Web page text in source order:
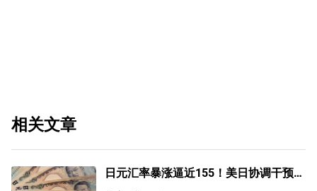
相关文章
日元汇率暴涨逼近155！美日协调干预后